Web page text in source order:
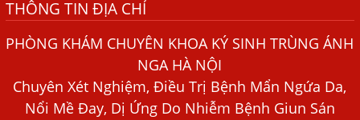
Bệnh Chàm Và Những Yếu Tố Liên Quan Đến Bệnh Giun
Dấu Hiệu Ngứa Da, Dị Ứng, Nổi Mề Đay Do Nhiễm Sán
Bác sĩ Nguyễn Ngọc Ánh Phòng Khám Ánh Nga Đề Tài
THÔNG TIN ĐỊA CHỈ
PHÒNG KHÁM CHUYÊN KHOA KÝ SINH TRÙNG ÁNH
NGA HÀ NỘI
Chuyên Xét Nghiệm, Điều Trị Bệnh Mẩn Ngứa Da,
Nổi Mề Đay, Dị Ứng Do Nhiễm Bệnh Giun Sán